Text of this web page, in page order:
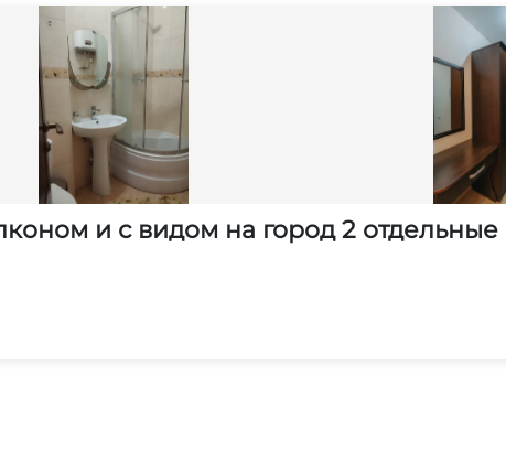
и с видом на город 2 отдельные